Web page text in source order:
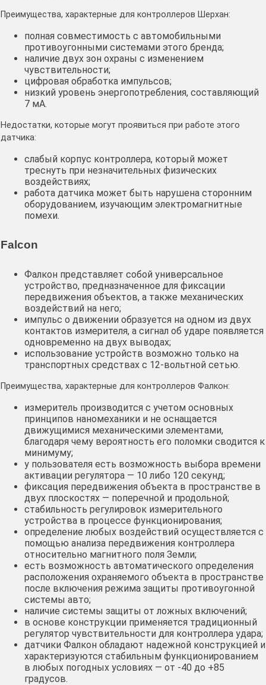
Преимущества, характерные для контроллеров Шерхан:
полная совместимость с автомобильными
противоугонными системами этого бренда;
наличие двух зон охраны с изменением
чувствительности;
цифровая обработка импульсов;
низкий уровень энергопотребления, составляющий
7 мА.
Недостатки, которые могут проявиться при работе этого
датчика:
слабый корпус контроллера, который может
треснуть при незначительных физических
воздействиях;
работа датчика может быть нарушена сторонним
оборудованием, изучающим электромагнитные
помехи.
Falcon
Фалкон представляет собой универсальное
устройство, предназначенное для фиксации
передвижения объектов, а также механических
воздействий на него;
импульс о движении образуется на одном из двух
контактов измерителя, а сигнал об ударе появляется
одновременно на двух выводах;
использование устройств возможно только на
транспортных средствах с 12-вольтной сетью.
Преимущества, характерные для контроллеров Фалкон:
измеритель производится с учетом основных
принципов наномеханики и не оснащается
движущимися механическими элементами,
благодаря чему вероятность его поломки сводится к
минимуму;
у пользователя есть возможность выбора времени
активации регулятора — 10 либо 120 секунд;
фиксация передвижения объекта в пространстве в
двух плоскостях — поперечной и продольной;
стабильность регулировок измерительного
устройства в процессе функционирования;
определение любых воздействий осуществляется с
помощью анализа передвижения контроллера
относительно магнитного поля Земли;
есть возможность автоматического определения
расположения охраняемого объекта в пространстве
после включения режима защиты противоугонной
системы авто;
наличие системы защиты от ложных включений;
в основе конструкции применяется традиционный
регулятор чувствительности для контроллера удара;
датчики Фалкон обладают надежной конструкцией и
характеризуются стабильным функционированием
в любых погодных условиях — от -40 до +85
градусов.